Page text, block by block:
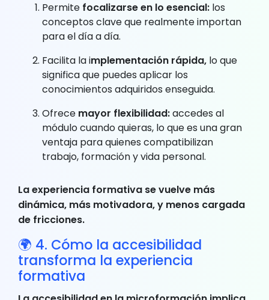
Permite focalizarse en lo esencial: los
conceptos clave que realmente importan
para el día a día.
Facilita la implementación rápida, lo que
significa que puedes aplicar los
conocimientos adquiridos enseguida.
Ofrece mayor flexibilidad:accedes al
módulo cuando quieras, lo que es una gran
ventaja para quienes compatibilizan
trabajo, formación y vida personal.
La experiencia formativa se vuelve más
dinámica, más motivadora, y menos cargada
de fricciones.
🌍 4. Cómo la accesibilidad
transforma la experiencia
formativa